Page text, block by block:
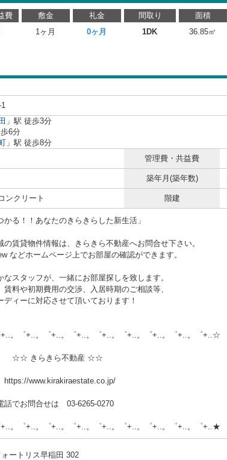
費 敷金 礼金 間取り 面積
1ヶ月 0ヶ月 1DK 36.85㎡
」駅 徒歩3分
6分
」駅 徒歩8分
管理費・共益費
築年月(築年数)
ンクリート 階建
！あなたのきらきらした新生活」
賃貸物件情報は、きらきら不動産へお問合せ下さい。
などホームページ上でお部屋の確認ができます。
スタッフが、一緒にお部屋探しを致します。
料や初期費用の交渉、入居時期のご相談等、
ディーに対応させて頂いております！
。゜+..。゜+..。゜+..。゜+..。゜+..。゜+..。゜+..☆
ら不動産 ☆☆
せは 03-6265-0270
。゜+..。゜+..。゜+..。゜+..。゜+..。゜+..。゜+..★
ートリス早稲田 302